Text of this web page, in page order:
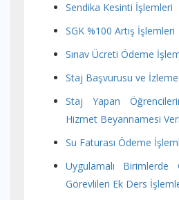
Sendika Kesinti İşlemleri
SGK %100 Artış İşlemleri
Sınav Ücreti Ödeme
Staj Başvurusu ve
Staj Yapan
Hizmet Beyannamesi
Su Faturası Ödeme
Uygulamalı
Görevlileri Ek Ders